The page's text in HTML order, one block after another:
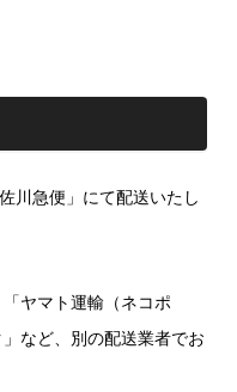
川急便」にて配送いたし
ヤマト運輸（ネコポ
など、別の配送業者でお